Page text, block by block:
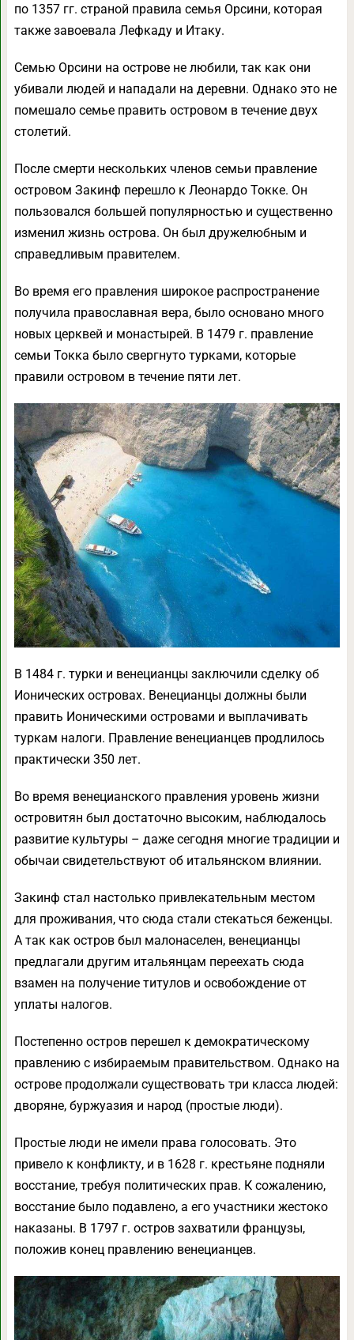
по 1357 гг. страной правила семья Орсини, которая
также завоевала Лефкаду и Итаку.
Семью Орсини на острове не любили, так как они
убивали людей и нападали на деревни. Однако это не
помешало семье править островом в течение двух
столетий.
После смерти нескольких членов семьи правление
островом Закинф перешло к Леонардо Токке. Он
пользовался большей популярностью и существенно
изменил жизнь острова. Он был дружелюбным и
справедливым правителем.
Во время его правления широкое распространение
получила православная вера, было основано много
новых церквей и монастырей. В 1479 г. правление
семьи Токка было свергнуто турками, которые
правили островом в течение пяти лет.
В 1484 г. турки и венецианцы заключили сделку об
Ионических островах. Венецианцы должны были
править Ионическими островами и выплачивать
туркам налоги. Правление венецианцев продлилось
практически 350 лет.
Во время венецианского правления уровень жизни
островитян был достаточно высоким, наблюдалось
развитие культуры – даже сегодня многие традиции и
обычаи свидетельствуют об итальянском влиянии.
Закинф стал настолько привлекательным местом
для проживания, что сюда стали стекаться беженцы.
А так как остров был малонаселен, венецианцы
предлагали другим итальянцам переехать сюда
взамен на получение титулов и освобождение от
уплаты налогов.
Постепенно остров перешел к демократическому
правлению с избираемым правительством. Однако на
острове продолжали существовать три класса людей:
дворяне, буржуазия и народ (простые люди).
Простые люди не имели права голосовать. Это
привело к конфликту, и в 1628 г. крестьяне подняли
восстание, требуя политических прав. К сожалению,
восстание было подавлено, а его участники жестоко
наказаны. В 1797 г. остров захватили французы,
положив конец правлению венецианцев.